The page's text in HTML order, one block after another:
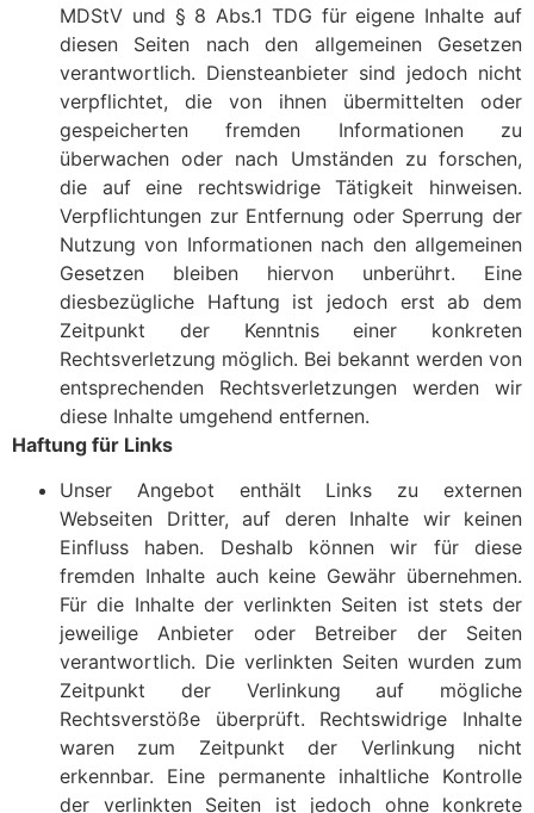
MDStV und § 8 Abs.1 TDG für eigene Inhalte auf
diesen Seiten nach den allgemeinen Gesetzen
verantwortlich. Diensteanbieter sind jedoch nicht
verpflichtet, die von ihnen übermittelten oder
gespeicherten fremden Informationen zu
überwachen oder nach Umständen zu forschen,
die auf eine rechtswidrige Tätigkeit hinweisen.
Verpflichtungen zur Entfernung oder Sperrung der
Nutzung von Informationen nach den allgemeinen
Gesetzen bleiben hiervon unberührt. Eine
diesbezügliche Haftung ist jedoch erst ab dem
Zeitpunkt der Kenntnis einer konkreten
Rechtsverletzung möglich. Bei bekannt werden von
entsprechenden Rechtsverletzungen werden wir
diese Inhalte umgehend entfernen.
Haftung für Links
Unser Angebot enthält Links zu externen
Webseiten Dritter, auf deren Inhalte wir keinen
Einfluss haben. Deshalb können wir für diese
fremden Inhalte auch keine Gewähr übernehmen.
Für die Inhalte der verlinkten Seiten ist stets der
jeweilige Anbieter oder Betreiber der Seiten
verantwortlich. Die verlinkten Seiten wurden zum
Zeitpunkt der Verlinkung auf mögliche
Rechtsverstöße überprüft. Rechtswidrige Inhalte
waren zum Zeitpunkt der Verlinkung nicht
erkennbar. Eine permanente inhaltliche Kontrolle
der verlinkten Seiten ist jedoch ohne konkrete